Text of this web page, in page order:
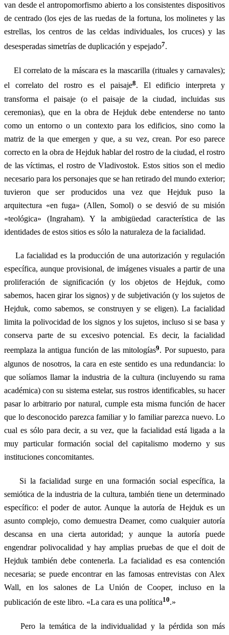
van desde el antropomorfismo abierto a los consistentes dispositivos
de centrado (los ejes de las ruedas de la fortuna, los molinetes y las
estrellas, los centros de las celdas individuales, los cruces) y las
desesperadas simetrías de duplicación y espejado7.
El correlato de la máscara es la mascarilla (rituales y carnavales);
el correlato del rostro es el paisaje8. El edificio interpreta y
transforma el paisaje (o el paisaje de la ciudad, incluidas sus
ceremonias), que en la obra de Hejduk debe entenderse no tanto
como un entorno o un contexto para los edificios, sino como la
matriz de la que emergen y que, a su vez, crean. Por eso parece
correcto en la obra de Hejduk hablar del rostro de la ciudad, el rostro
de las víctimas, el rostro de Vladivostok. Estos sitios son el medio
necesario para los personajes que se han retirado del mundo exterior;
tuvieron que ser producidos una vez que Hejduk puso la
arquitectura «en fuga» (Allen, Somol) o se desvió de su misión
«teológica» (Ingraham). Y la ambigüedad característica de las
identidades de estos sitios es sólo la naturaleza de la facialidad.
La facialidad es la producción de una autorización y regulación
específica, aunque provisional, de imágenes visuales a partir de una
proliferación de significación (y los objetos de Hejduk, como
sabemos, hacen girar los signos) y de subjetivación (y los sujetos de
Hejduk, como sabemos, se construyen y se eligen). La facialidad
limita la polivocidad de los signos y los sujetos, incluso si se basa y
conserva parte de su excesivo potencial. Es decir, la facialidad
reemplaza la antigua función de las mitologías9. Por supuesto, para
algunos de nosotros, la cara en este sentido es una redundancia: lo
que solíamos llamar la industria de la cultura (incluyendo su rama
académica) con su sistema estelar, sus rostros identificables, su hacer
pasar lo arbitrario por natural, cumple esta misma función de hacer
que lo desconocido parezca familiar y lo familiar parezca nuevo. Lo
cual es sólo para decir, a su vez, que la facialidad está ligada a la
muy particular formación social del capitalismo moderno y sus
instituciones concomitantes.
Si la facialidad surge en una formación social específica, la
semiótica de la industria de la cultura, también tiene un determinado
específico: el poder de autor. Aunque la autoría de Hejduk es un
asunto complejo, como demuestra Deamer, como cualquier autoría
descansa en una cierta autoridad; y aunque la autoría puede
engendrar polivocalidad y hay amplias pruebas de que el doit de
Hejduk también debe contenerla. La facialidad es esa contención
necesaria; se puede encontrar en las famosas entrevistas con Alex
Wall, en los salones de La Unión de Cooper, incluso en la
publicación de este libro. «La cara es una política10.»
Pero la temática de la individualidad y la pérdida son más